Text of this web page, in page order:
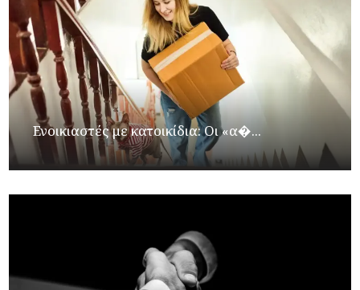
Ενοικιαστές με κατοικίδια: Οι «α�...